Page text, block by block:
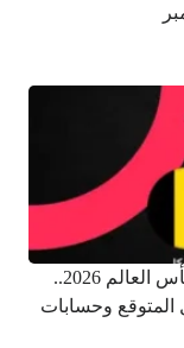
بث مباشر مباراة بلجيكا ضد نيوزيلندا في كأس العالم 2026..
المتوقع وحسابات